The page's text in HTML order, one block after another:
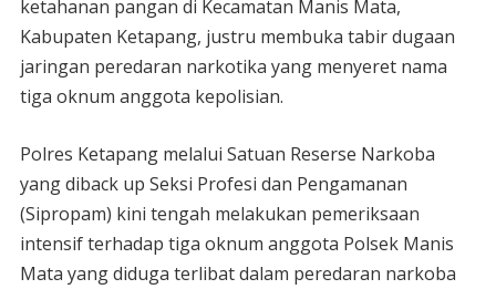
ketahanan pangan di Kecamatan Manis Mata,
Kabupaten Ketapang, justru membuka tabir dugaan
jaringan peredaran narkotika yang menyeret nama
tiga oknum anggota kepolisian.
Polres Ketapang melalui Satuan Reserse Narkoba
yang diback up Seksi Profesi dan Pengamanan
(Sipropam) kini tengah melakukan pemeriksaan
intensif terhadap tiga oknum anggota Polsek Manis
Mata yang diduga terlibat dalam peredaran narkoba